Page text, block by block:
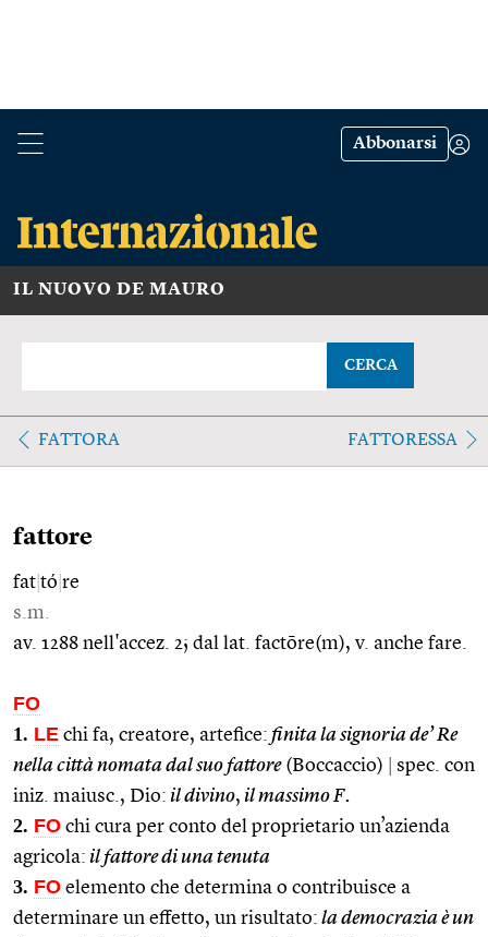
Abbonarsi
IL NUOVO DE MAURO
CERCA
FATTORA FATTORESSA
fattore
fat tó re
s.m.
av. 1288 nell'accez. 2; dal lat. factōre(m), v. anche fare.
FO
1. LE chi fa, creatore, artefice: finita la signoria de’ Re
nella città nomata dal suo fattore(Boccaccio)
spec. con
iniz. maiusc., Dio: il divino, il massimo F.
2. FO chi cura per conto del proprietario un’azienda
agricola: il fattore di una tenuta
3. FO elemento che determina o contribuisce a
determinare un effetto, un risultato: la democrazia è un